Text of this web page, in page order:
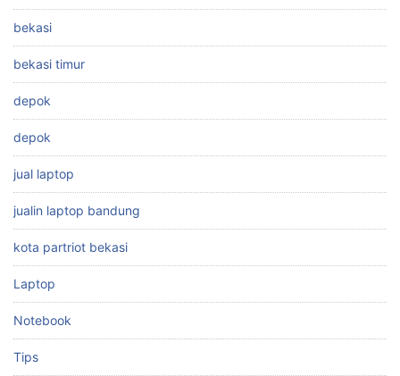
bekasi
bekasi timur
depok
depok
jual laptop
jualin laptop bandung
kota partriot bekasi
Laptop
Notebook
Tips